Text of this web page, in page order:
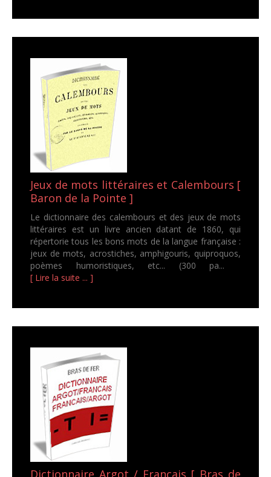
Jeux de mots littéraires et Calembours [
Baron de la Pointe ]
Le dictionnaire des calembours et des jeux de mots
littéraires est un livre ancien datant de 1860, qui
répertorie tous les bons mots de la langue française :
jeux de mots, acrostiches, amphigouris, quiproquos,
poèmes humoristiques, etc... (300 pa...
[ Lire la suite ... ]
Dictionnaire Argot / Français [ Bras de